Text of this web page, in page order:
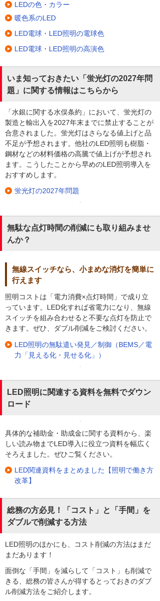
LEDの色・カラー
暖色系のLED
LED電球・LED照明の電球色
LED電球・LED照明の高演色
いま知っておきたい「蛍光灯の2027年問
題」に関する情報はこちらから
「水銀に関する水俣条約」において、蛍光灯の
製造と輸出入を2027年末までに禁止することが
合意されました。蛍光灯はさらなる値上げと品
不足が予想されます。他社のLED照明も樹脂・
鋼材などの材料価格の高騰で値上げが予想され
ます。こうしたことから早めのLED照明導入を
おすすめします。
蛍光灯の2027年問題
無駄な点灯時間の削減にも取り組みませ
んか？
無線スイッチなら、小まめな消灯を簡単に
行えます
照明コストは「電力消費×点灯時間」で成り立
っています。LED化すれば省電力になり、無線
スイッチを組み合わせると不要な点灯を防止で
きます。ぜひ、ダブル削減をご検討ください。
LED照明の無駄遣い発見／制御（BEMS／電
力「見える化・見せる化」）
LED照明に関連する資料を無料でダウン
ロード
具体的な補助金・助成金に関する資料から、楽
しい読み物までLED導入に役立つ資料を幅広く
そろえました。ぜひご覧ください。
LED関連資料をまとめました【照明で働き方
改革】
総務の方必見！「コスト」と「手間」を
ダブルで削減する方法
LED照明のほかにも、コスト削減の方法はまだ
まだあります！
面倒な「手間」を減らして「コスト」も削減で
きる、総務の皆さんが得するとっておきのダブ
ル削減方法をご紹介します。